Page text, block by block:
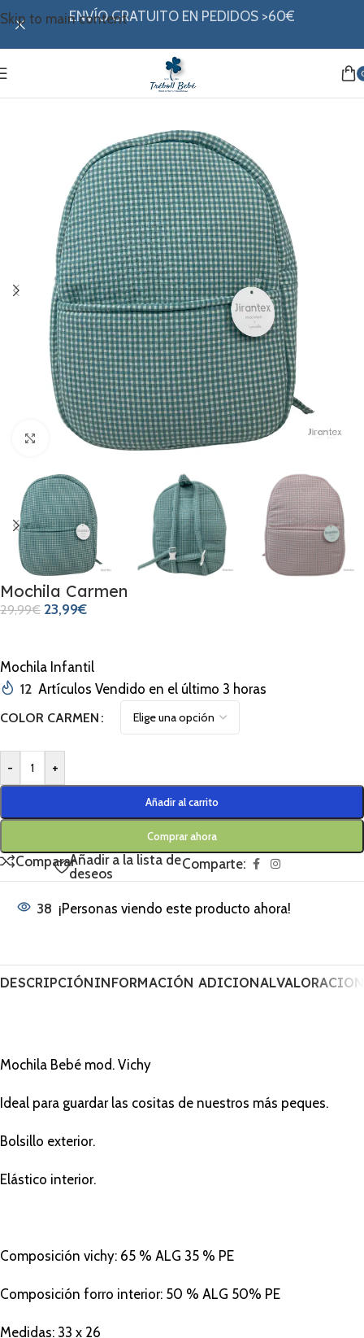
Skip to main contentENVÍO GRATUITO EN PEDIDOS >60€
Mochilas
Clic para ampliar
Mochila Carmen
29,99€ 23,99€
Mochila Infantil
12 Artículos Vendido en el último 3 horas
COLOR CARMEN
- +
Añadir al carrito
Comprar ahora
CompararAñadir a la lista de
deseos
Comparte:
38 ¡Personas viendo este producto ahora!
DESCRIPCIÓNINFORMACIÓN ADICIONAL
Mochila Bebé mod. Vichy
Ideal para guardar las cositas de nuestros más peques.
Bolsillo exterior.
Elástico interior.
Composición vichy: 65 % ALG 35 % PE
Composición forro interior: 50 % ALG 50% PE
Medidas: 33 x 26